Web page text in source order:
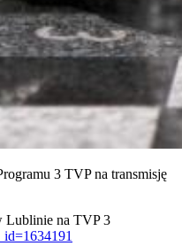
3 TVP na transmisję
Lublinie na TVP 3